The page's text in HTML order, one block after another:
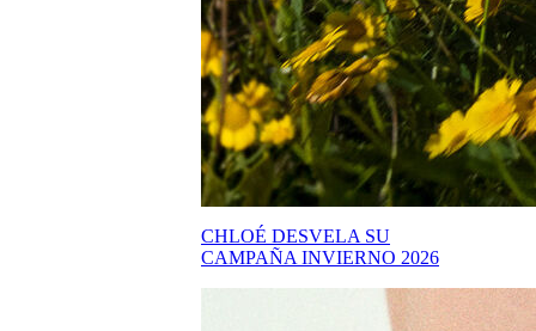
CHLOÉ DESVELA SU
CAMPAÑA INVIERNO 2026